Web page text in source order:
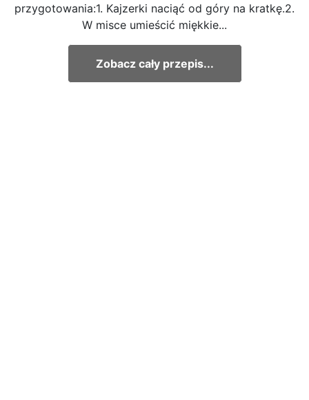
przygotowania:1. Kajzerki naciąć od góry na kratkę.2.
W misce umieścić miękkie...
Zobacz cały przepis...